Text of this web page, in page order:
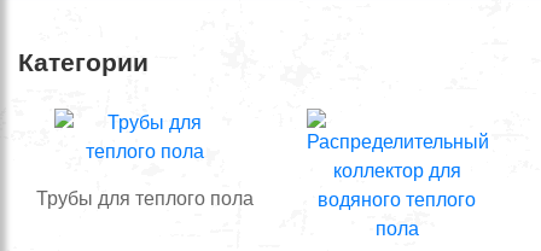
Категории
Трубы для теплого пола